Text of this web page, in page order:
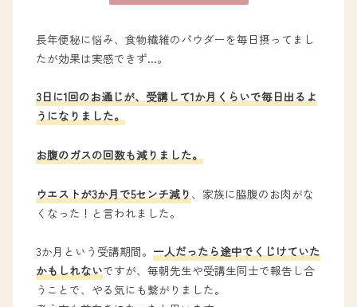
長年便秘に悩み、食物繊維のパウダーを毎日摂ってまし
たが効果は実感できず…。
3日に1回のお通じが、受講して1か月くらいで毎日出るよ
うになりました。
お腹のガスの回数も減りました。
ウエストが3か月で5センチ減り 、家族に脇腹のお肉がな
くなった！と言われました。
3か月という受講期間。一人だったら途中でくじけていた
かもしれないですが、毎朝先生や受講生同士で報告し合
うことで、やる気にも繋がりました。